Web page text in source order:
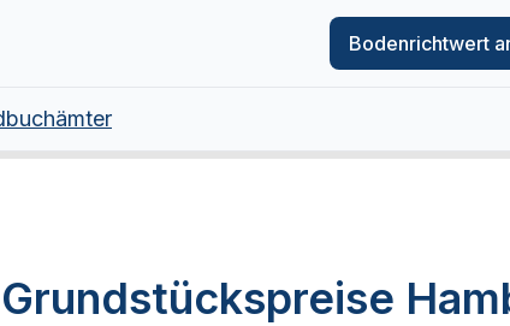
Bodenrichtwert